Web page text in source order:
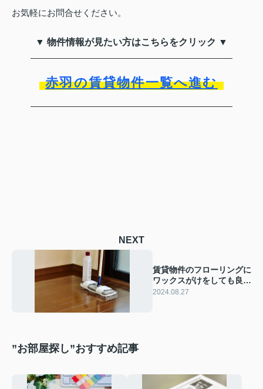
お気軽にお問合せください。
▼ 物件情報が見たい方はこちらをクリック ▼
赤羽の賃貸物件一覧へ進む
NEXT
賃貸物件のフローリングに
ワックスがけをしても良
い？方法をご紹介！
2024.08.27
”お部屋探し”おすすめ記事